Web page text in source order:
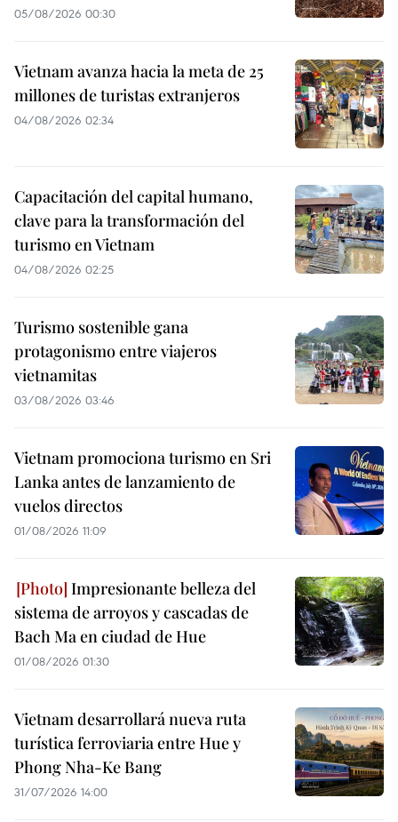
05/08/2026 00:30
Vietnam avanza hacia la meta de 25
millones de turistas extranjeros
04/08/2026 02:34
Capacitación del capital humano,
clave para la transformación del
turismo en Vietnam
04/08/2026 02:25
Turismo sostenible gana
protagonismo entre viajeros
vietnamitas
03/08/2026 03:46
Vietnam promociona turismo en Sri
Lanka antes de lanzamiento de
vuelos directos
01/08/2026 11:09
Impresionante belleza del
sistema de arroyos y cascadas de
Bach Ma en ciudad de Hue
01/08/2026 01:30
Vietnam desarrollará nueva ruta
turística ferroviaria entre Hue y
Phong Nha-Ke Bang
31/07/2026 14:00